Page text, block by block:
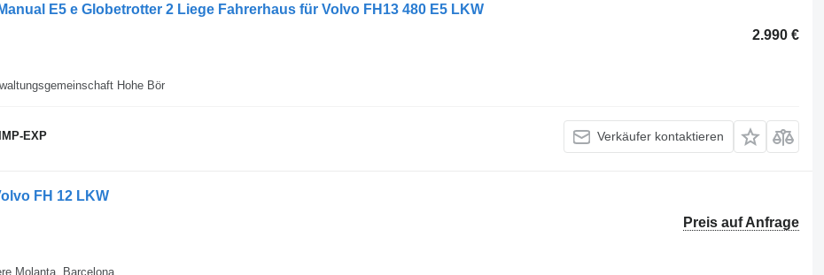
E5 e Globetrotter 2 Liege Fahrerhaus für Volvo FH13 480 E5 LKW
2.990 €
Hohe Bör
EXP Verkäufer kontaktieren
FH 12 LKW
Preis auf Anfrage
Molanta, Barcelona